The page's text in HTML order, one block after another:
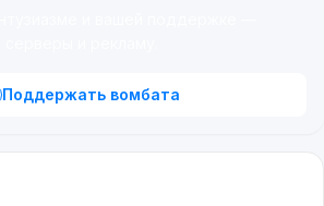
Поддержать вомбата